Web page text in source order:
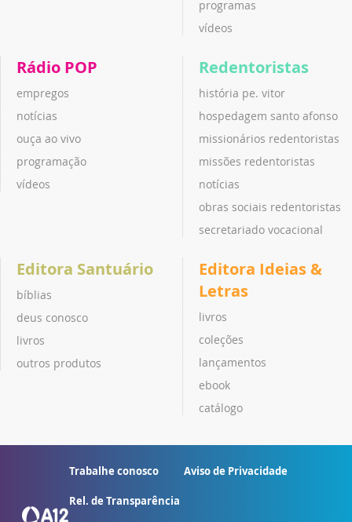
programas
vídeos
Rádio POP
empregos
notícias
ouça ao vivo
programação
vídeos
Redentoristas
história pe. vitor
hospedagem santo afonso
missionários redentoristas
missões redentoristas
notícias
obras sociais redentoristas
secretariado vocacional
Editora Santuário
bíblias
deus conosco
livros
outros produtos
Editora Ideias &
Letras
livros
coleções
lançamentos
ebook
catálogo
Trabalhe conosco Aviso de Privacidade
Rel. de Transparência